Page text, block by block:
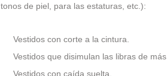
tonos de piel, para las estaturas, etc.):
Vestidos con corte a la cintura.
Vestidos que disimulan las libras de más.
Vestidos con caída suelta.